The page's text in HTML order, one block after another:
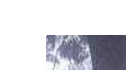
Presiona